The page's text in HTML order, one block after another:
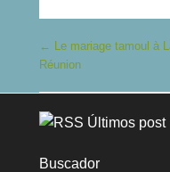
Navegación de entradas
← Le mariage tamoul à
Réunion
Últimos post
Buscador